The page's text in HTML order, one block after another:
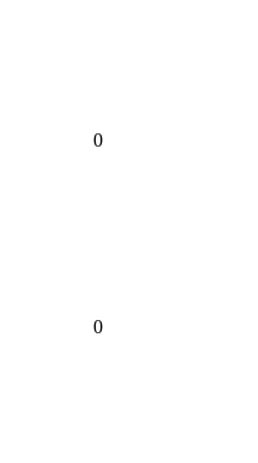
0
0